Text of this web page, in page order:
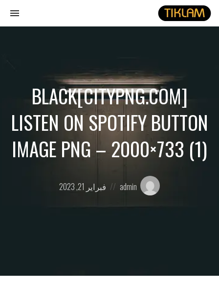
نصل
[CITYPNG.COM]BLACK
LISTEN ON SPOTIFY BUTTON
IMAGE PNG – 2000×733 (1)
Posted
by:
admin
on
فبراير 21, 2023